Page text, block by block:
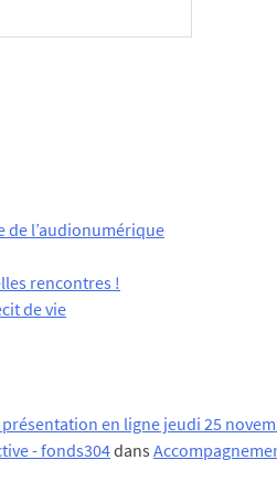
de l’audionumérique
rencontres !
de vie
en ligne jeudi 25
- fonds304dans